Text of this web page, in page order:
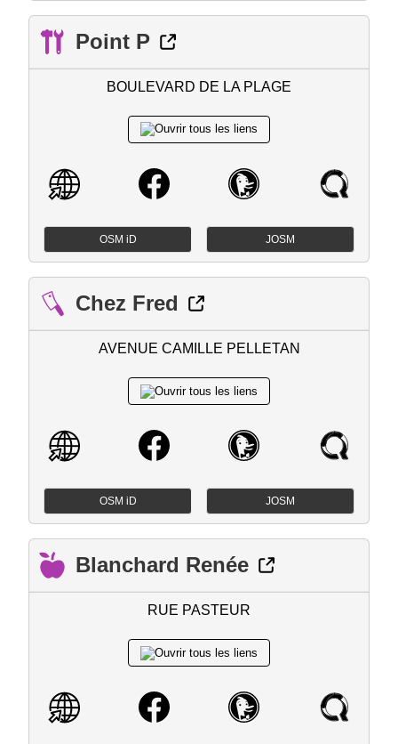
Point P
BOULEVARD DE LA PLAGE
OSM iD JOSM
Chez Fred
AVENUE CAMILLE PELLETAN
OSM iD JOSM
Blanchard Renée
RUE PASTEUR